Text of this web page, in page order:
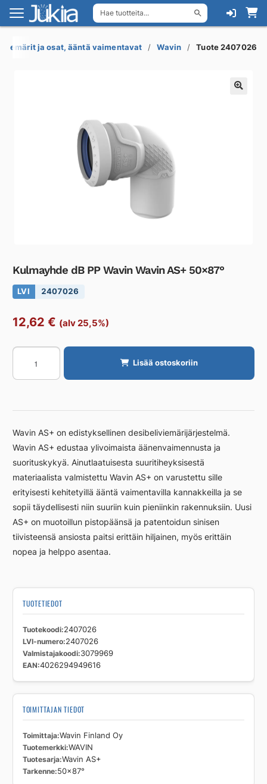
Hae tuotteita...
Siirry
navigointiin
Siirry
sisältöön
ja osat, ääntä vaimentavat Wavin Tuote 2407026
Kulmayhde dB PP Wavin Wavin AS+ 50×87°
LVI 2407026
12,62 € (alv 25,5%)
Kulmayhde
PP
Wavin
50x87°
määrä
Lisää ostoskoriin
Wavin AS+ on edistyksellinen desibeliviemärijärjestelmä.
Wavin AS+ edustaa ylivoimaista äänenvaimennusta ja
suorituskykyä. Ainutlaatuisesta suuritiheyksisestä
materiaalista valmistettu Wavin AS+ on varustettu sille
erityisesti kehitetyillä ääntä vaimentavilla kannakkeilla ja se
sopii täydellisesti niin suuriin kuin pieniinkin rakennuksiin. Uusi
AS+ on muotoillun pistopäänsä ja patentoidun sinisen
tiivisteensä ansiosta paitsi erittäin hiljainen, myös erittäin
nopea ja helppo asentaa.
TUOTETIEDOT
Tuotekoodi 2407026
LVI-numero 2407026
Valmistajakoodi 3079969
EAN 4026294949616
TOIMITTAJAN TIEDOT
Toimittaja Wavin Finland Oy
Tuotemerkki WAVIN
Tuotesarja Wavin AS+
Tarkenne 50x87°